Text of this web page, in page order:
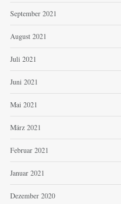
September 2021
August 2021
Juli 2021
Juni 2021
Mai 2021
März 2021
Februar 2021
Januar 2021
Dezember 2020